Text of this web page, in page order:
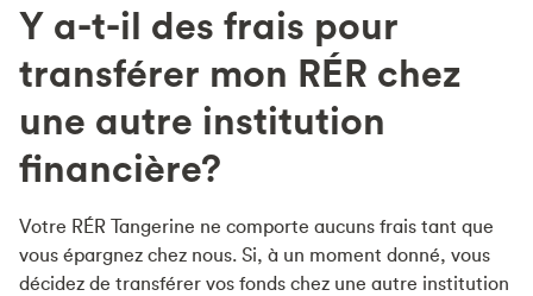
Y a-t-il des frais pour
transférer mon RÉR chez
une autre institution
financière?
Votre RÉR Tangerine ne comporte aucuns frais tant que
vous épargnez chez nous. Si, à un moment donné, vous
décidez de transférer vos fonds chez une autre institution